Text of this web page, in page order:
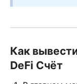
Как
DeFi Счёт